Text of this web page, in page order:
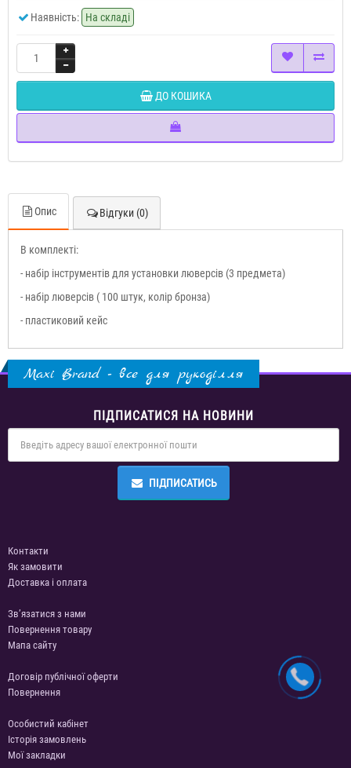
Наявність: На складі
ДО КОШИКА
Опис Відгуки (0)
В комплекті:
- набір інструментів для установки люверсів (3 предмета)
- набір люверсів ( 100 штук, колір бронза)
- пластиковий кейс
Maxi Brand - все для рукоділля
ПІДПИСАТИСЯ НА НОВИНИ
ПІДПИСАТИСЬ
Контакти
Як замовити
Доставка і оплата
Зв’язатися з нами
Повернення товару
Мапа сайту
Договір публічної оферти
Повернення
Особистий кабінет
Історія замовлень
Мої закладки